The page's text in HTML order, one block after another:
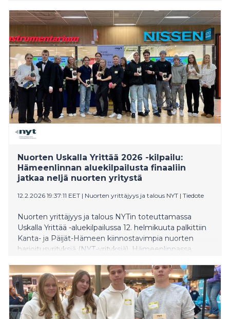
(NYT-yrityksiä). Kouvolassa järjestettyyn tapahtumaan
osallistui 21 yritystä ja noin 60 nuorta alueen eri
oppilaitoksista. Kolmen yrityksen tie jatkuu finaaliin
huhtikuussa. Tapahtumassa jaettiin myös alueellinen
Vuoden yrittäjyyskasvatusopettajan tunnustus, jonka
sai Anne Jaakola Pappilansalmen koulusta Haminasta.
Nuorten Uskalla Yrittää 2026 -kilpailu:
Hämeenlinnan aluekilpailusta finaaliin
jatkaa neljä nuorten yritystä
12.2.2026 19:37:11 EET | Nuorten yrittäjyys ja talous NYT | Tiedote
Nuorten yrittäjyys ja talous NYTin toteuttamassa
Uskalla Yrittää -aluekilpailussa 12. helmikuuta palkittiin
Kanta- ja Päijät-Hämeen kiinnostavimpia nuorten
harjoitusyrityksiä (NYT-yrityksiä). Hämeenlinnassa
90 nuorta alueen eri oppilaitoksista. Neljän yrityksen
tie jatkuu kansalliseen Uskalla Yrittää -finaaliin
huhtikuussa. Tapahtumassa jaettiin myös kaksi
Vuoden alueellisen yrittäjyyskasvatusopettajan
tunnustusta, jotka saivat Sari Mäyrä koulutuskeskus